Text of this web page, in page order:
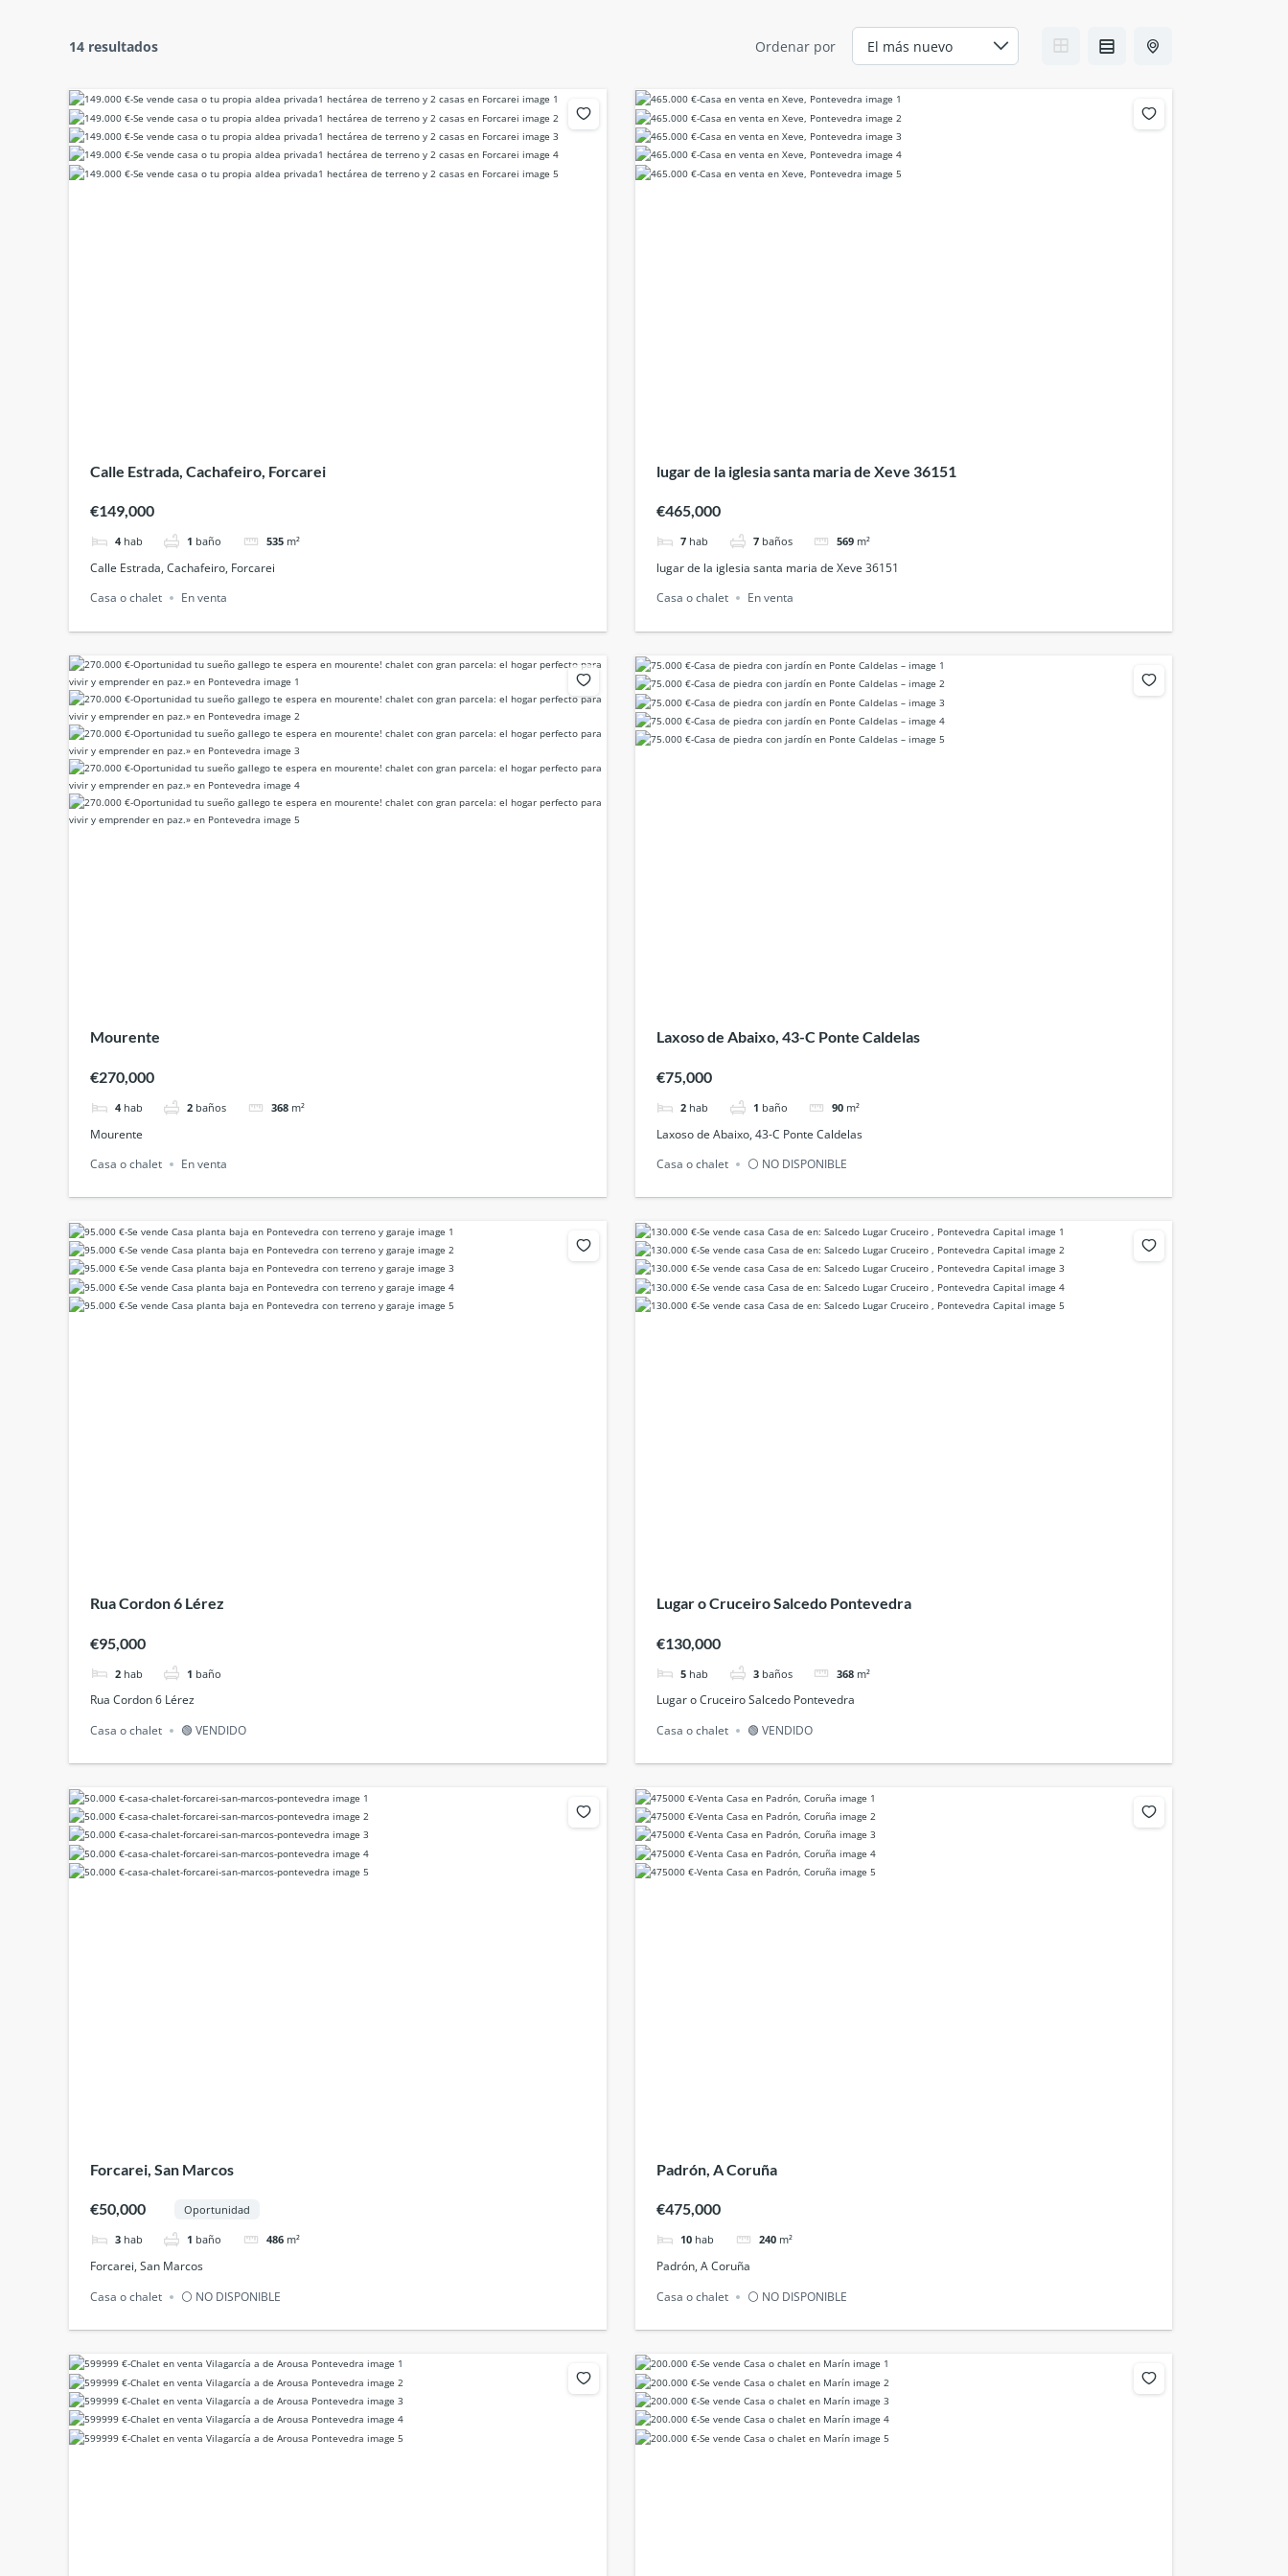
14 resultados Ordenar por
Calle Estrada, Cachafeiro, Forcarei
€149,000
4 hab 1 baño 535 m²
Calle Estrada, Cachafeiro, Forcarei
Casa o chalet
En venta
lugar de la iglesia santa maria de Xeve 36151
€465,000
7 hab 7 baños 569 m²
lugar de la iglesia santa maria de Xeve 36151
Casa o chalet
En venta
Mourente
€270,000
4 hab 2 baños 368 m²
Mourente
Casa o chalet
En venta
Laxoso de Abaixo, 43-C Ponte Caldelas
€75,000
2 hab 1 baño 90 m²
Laxoso de Abaixo, 43-C Ponte Caldelas
Casa o chalet
⚪ NO DISPONIBLE
Rua Cordon 6 Lérez
€95,000
2 hab 1 baño
Rua Cordon 6 Lérez
Casa o chalet
🟢 VENDIDO
Lugar o Cruceiro Salcedo Pontevedra
€130,000
5 hab 3 baños 368 m²
Lugar o Cruceiro Salcedo Pontevedra
Casa o chalet
🟢 VENDIDO
Forcarei, San Marcos
€50,000 Oportunidad
3 hab 1 baño 486 m²
Forcarei, San Marcos
Casa o chalet
⚪ NO DISPONIBLE
Padrón, A Coruña
€475,000
10 hab 240 m²
Padrón, A Coruña
Casa o chalet
⚪ NO DISPONIBLE